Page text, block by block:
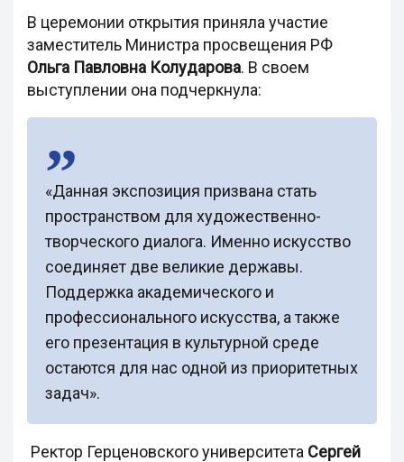
В церемонии открытия приняла участие
заместитель Министра просвещения РФ
Ольга Павловна Колударова. В своем
выступлении она подчеркнула:
«Данная экспозиция призвана стать
пространством для художественно-
творческого диалога. Именно искусство
соединяет две великие державы.
Поддержка академического и
профессионального искусства, а также
его презентация в культурной среде
остаются для нас одной из приоритетных
задач».
Ректор Герценовского университета Сергей